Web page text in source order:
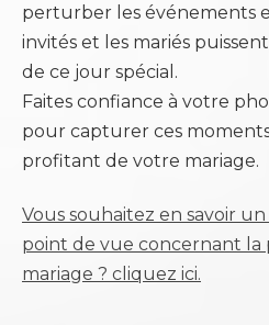
perturber les événements
invités et les mariés
de ce jour spécial.
Faites confiance à votre
pour capturer ces
profitant de votre mariage.
Vous souhaitez en savoir
point de vue concernant la
mariage ? cliquez ici.